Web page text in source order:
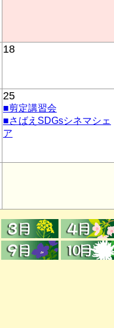
18
25
■剪定講習会
■さばえSDGsシネマシェ
ア